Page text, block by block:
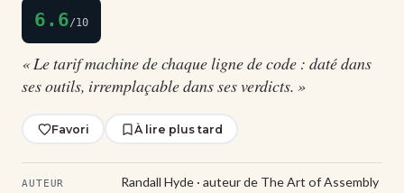
6.6/10
« Le tarif machine de chaque ligne de code : daté dans
ses outils, irremplaçable dans ses verdicts. »
Favori À lire plus tard
AUTEUR
Randall Hyde · auteur de The Art of Assembly